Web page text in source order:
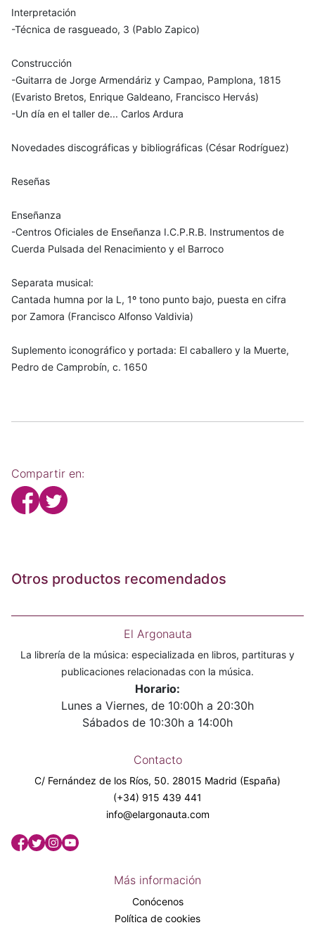
Interpretación
-Técnica de rasgueado, 3 (Pablo Zapico)
Construcción
-Guitarra de Jorge Armendáriz y Campao, Pamplona, 1815
(Evaristo Bretos, Enrique Galdeano, Francisco Hervás)
-Un día en el taller de... Carlos Ardura
Novedades discográficas y bibliográficas (César Rodríguez)
Reseñas
Enseñanza
-Centros Oficiales de Enseñanza I.C.P.R.B. Instrumentos de
Cuerda Pulsada del Renacimiento y el Barroco
Separata musical:
Cantada humna por la L, 1º tono punto bajo, puesta en cifra
por Zamora (Francisco Alfonso Valdivia)
Suplemento iconográfico y portada: El caballero y la Muerte,
Pedro de Camprobín, c. 1650
Compartir en:
Otros productos recomendados
El Argonauta
La librería de la música: especializada en libros, partituras y
publicaciones relacionadas con la música.
Horario:
Lunes a Viernes, de 10:00h a 20:30h
Sábados de 10:30h a 14:00h
Contacto
C/ Fernández de los Ríos, 50. 28015 Madrid (España)
(+34) 915 439 441
info@elargonauta.com
Más información
Conócenos
Política de cookies